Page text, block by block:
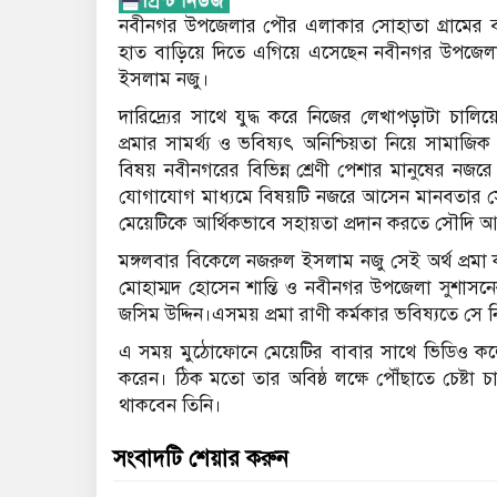
নবীনগর উপজেলার পৌর এলাকার সোহাতা গ্রামের
হাত বাড়িয়ে দিতে এগিয়ে এসেছেন নবীনগর
ইসলাম নজু।
দারিদ্র্যের সাথে যুদ্ধ করে নিজের লেখাপড়াটা
প্রমার সামর্থ্য ও ভবিষ্যৎ অনিশ্চিয়তা নিয়ে
বিষয় নবীনগরের বিভিন্ন শ্রেণী পেশার মানুষের
যোগাযোগ মাধ্যমে বিষয়টি নজরে আসেন
মেয়েটিকে আর্থিকভাবে সহায়তা প্রদান করতে সৌদি
মঙ্গলবার বিকেলে নজরুল ইসলাম নজু সেই অর্থ প্রমা
মোহাম্মদ হোসেন শান্তি ও নবীনগর উপজেলা
জসিম উদ্দিন।এসময় প্রমা রাণী কর্মকার ভবিষ্যতে সে
এ সময় মুঠোফোনে মেয়েটির বাবার সাথে ভিডিও
করেন। ঠিক মতো তার অবিষ্ঠ লক্ষে পৌঁছাতে চেষ্টা
থাকবেন তিনি।
সংবাদটি শেয়ার করুন